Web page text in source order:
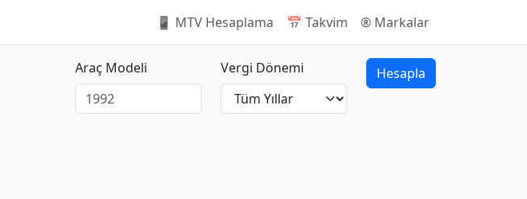
📱 MTV Hesaplama 📅 Takvim ®️ Markalar
Araç Modeli Vergi Dönemi Hesapla